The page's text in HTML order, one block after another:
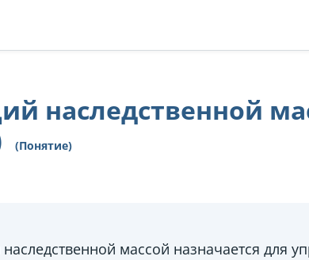
наследственной
(Понятие)
массой назначается для